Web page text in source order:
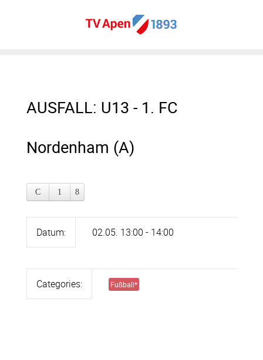
AUSFALL: U13 - 1. FC
Nordenham (A)
Datum: 02.05. 13:00 - 14:00
Categories: Fußball*